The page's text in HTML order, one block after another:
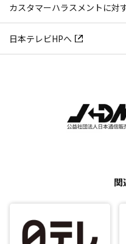
カスタマーハラスメントに対
日本テレビHPへ
関